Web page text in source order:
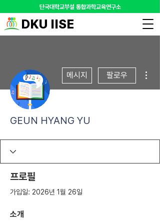
​단국대학교부설 통합과학교육연구소
DKU IISE
메시지 팔로우
GEUN HYANG YU
프로필
가입일: 2026년 1월 26일
소개